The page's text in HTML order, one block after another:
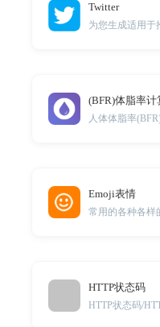
Twitter
为您生成适用于
(BFR)体脂率计
人体体脂率
Emoji表情
常用的各种各样
HTTP状态码
HTTP状态码/